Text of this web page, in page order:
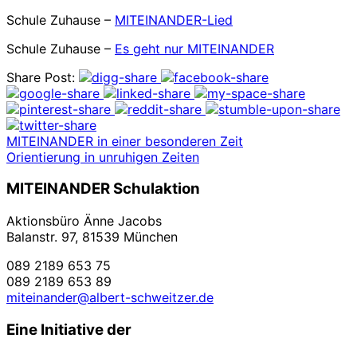
Schule Zuhause – MITEINANDER-Lied
Schule Zuhause – Es geht nur MITEINANDER
Share Post:
MITEINANDER in einer besonderen Zeit
Orientierung in unruhigen Zeiten
MITEINANDER Schulaktion
Aktionsbüro Änne Jacobs
Balanstr. 97, 81539 München
089 2189 653 75
089 2189 653 89
miteinander@albert-schweitzer.de
Eine Initiative der